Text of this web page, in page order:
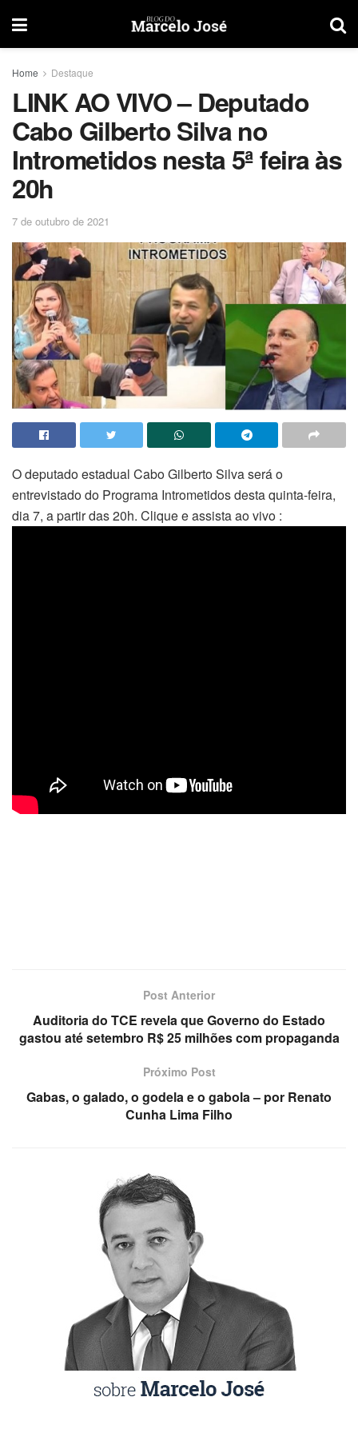
Home Destaque
LINK AO VIVO – Deputado
Cabo Gilberto Silva no
Intrometidos nesta 5ª feira às
20h
7 de outubro de 2021
O deputado estadual Cabo Gilberto Silva será o
entrevistado do Programa Intrometidos desta quinta-feira,
dia 7, a partir das 20h. Clique e assista ao vivo :
Post Anterior
Auditoria do TCE revela que Governo do Estado
gastou até setembro R$ 25 milhões com propaganda
Próximo Post
Gabas, o galado, o godela e o gabola – por Renato
Cunha Lima Filho